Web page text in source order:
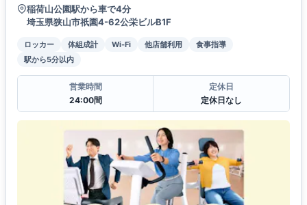
稲荷山公園駅から車で4分
埼玉県狭山市祇園4-62公栄ビルB1F
ロッカー 体組成計 Wi-Fi 他店舗利用
食事指導
駅から5分以内
営業時間
24:00間
定休日
定休日なし